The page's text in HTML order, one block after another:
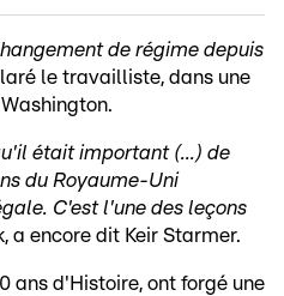
de régime depuis
le travailliste, dans une
était important (...) de
du Royaume-Uni
C'est l'une des leçons
a encore dit Keir Starmer.
ans d'Histoire, ont forgé une